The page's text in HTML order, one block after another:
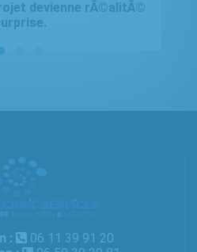
devienne rÃ©alitÃ©
:
06 11 39 91 20